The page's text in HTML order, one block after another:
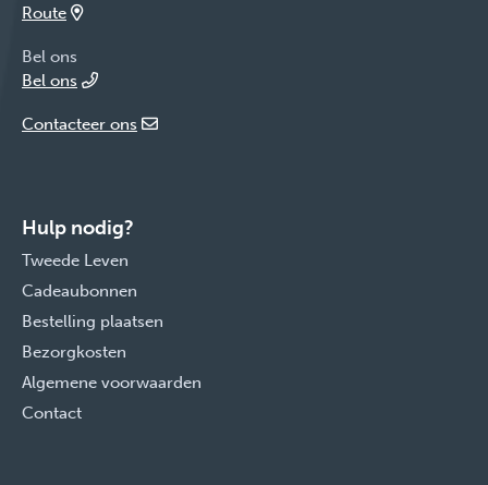
Route
Bel ons
Bel ons
Contacteer ons
Hulp nodig?
Tweede Leven
Cadeaubonnen
Bestelling plaatsen
Bezorgkosten
Algemene voorwaarden
Contact